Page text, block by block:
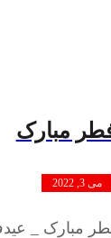
مبارک
می 3, 2022
مبارک _